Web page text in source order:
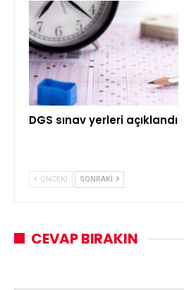
DGS sınav yerleri açıklandı
ÖNCEKI SONRAKI
CEVAP BIRAKIN